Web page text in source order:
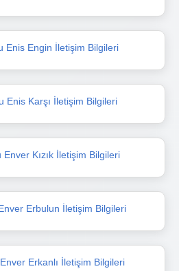
Enis Engin İletişim Bilgileri
Enis Karşı İletişim Bilgileri
Enver Kızık İletişim Bilgileri
Erbulun İletişim Bilgileri
Erkanlı İletişim Bilgileri